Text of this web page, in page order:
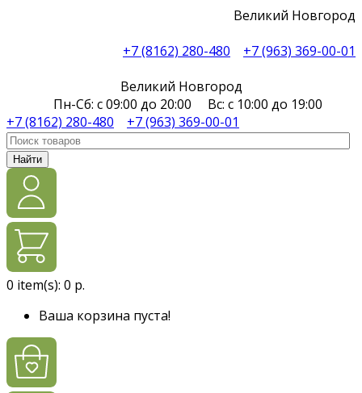
Великий Новгород
+7 (8162) 280-480
+7 (963) 369-00-01
Великий Новгород
Пн-Сб: с 09:00 до 20:00 Вс: с 10:00 до 19:00
+7 (8162) 280-480
+7 (963) 369-00-01
Найти
0 item(s): 0 р.
Ваша корзина пуста!